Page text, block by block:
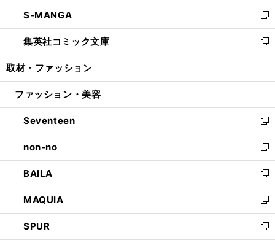
く
ウ
で
開
く
ン
ド
ウ
で
開
ウ
ィ
ン
ド
ウ
開
し
い
ウ
ィ
ン
ウ
開
く
S-MANGA
新
し
い
ウ
ン
ウ
で
開
く
集英社コミック文庫
新
し
ウ
ン
ド
ウ
で
開
く
取材・ファッション
ファッション・美容
Seventeen
新
し
い
ウ
ィ
ン
ド
ウ
で
開
non-no
新
し
い
ウ
ィ
ン
ド
ウ
BAILA
新
し
い
ウ
ィ
ン
MAQUIA
新
し
い
SPUR
新